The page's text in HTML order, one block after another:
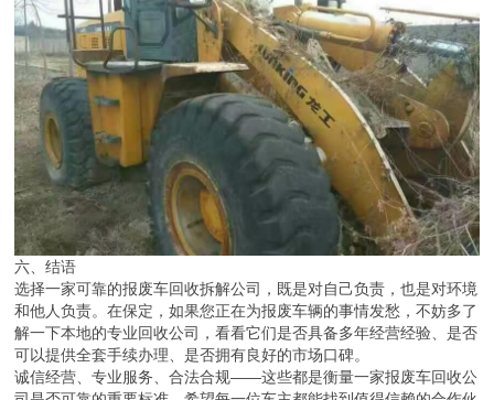
六、结语
选择一家可靠的报废车回收拆解公司，既是对自己负责，也是对环境
和他人负责。在保定，如果您正在为报废车辆的事情发愁，不妨多了
解一下本地的专业回收公司，看看它们是否具备多年经营经验、是否
可以提供全套手续办理、是否拥有良好的市场口碑。
诚信经营、专业服务、合法合规——这些都是衡量一家报废车回收公